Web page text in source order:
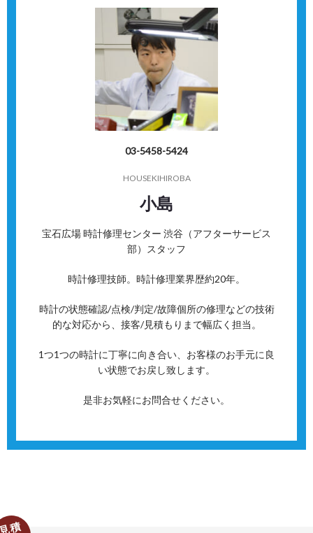
03-5458-5424
HOUSEKIHIROBA
小島
宝石広場 時計修理センター 渋谷（アフターサービス
部）スタッフ
時計修理技師。時計修理業界歴約20年。
時計の状態確認/点検/判定/故障個所の修理などの技術
的な対応から、接客/見積もりまで幅広く担当。
1つ1つの時計に丁寧に向き合い、お客様のお手元に良
い状態でお戻し致します。
是非お気軽にお問合せください。
積